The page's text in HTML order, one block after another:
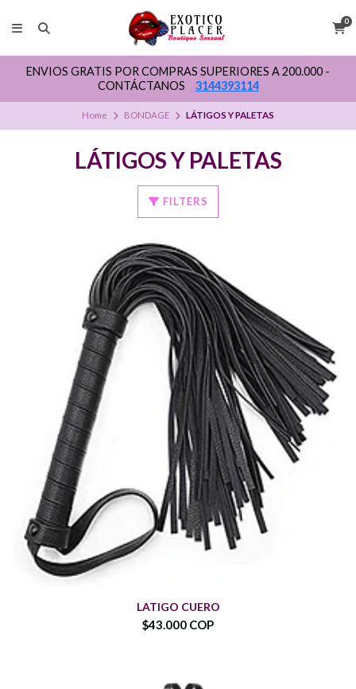
0
ENVIOS GRATIS POR COMPRAS SUPERIORES A 200.000 -
CONTÁCTANOS
3144393114
Home BONDAGE LÁTIGOS Y PALETAS
LÁTIGOS Y PALETAS
FILTERS
LATIGO CUERO
$43.000 COP